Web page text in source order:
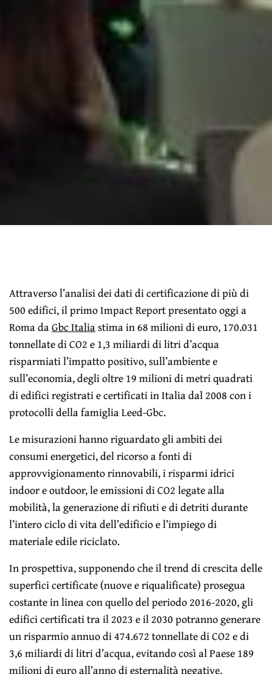
Attraverso l’analisi dei dati di certificazione di più di
500 edifici, il primo Impact Report presentato oggi a
Roma daGbc Italiastima in 68 milioni di euro, 170.031
tonnellate di CO2 e 1,3 miliardi di litri d’acqua
risparmiati l’impatto positivo, sull’ambiente e
sull’economia, degli oltre 19 milioni di metri quadrati
di edifici registrati e certificati in Italia dal 2008 con i
protocolli della famiglia Leed-Gbc.
Le misurazioni hanno riguardato gli ambiti dei
consumi energetici, del ricorso a fonti di
approvvigionamento rinnovabili, i risparmi idrici
indoor e outdoor, le emissioni di CO2 legate alla
mobilità, la generazione di rifiuti e di detriti durante
l’intero ciclo di vita dell’edificio e l’impiego di
materiale edile riciclato.
In prospettiva, supponendo che il trend di crescita delle
superfici certificate (nuove e riqualificate) prosegua
costante in linea con quello del periodo 2016-2020, gli
edifici certificati tra il 2023 e il 2030 potranno generare
un risparmio annuo di 474.672 tonnellate di CO2 e di
3,6 miliardi di litri d’acqua, evitando così al Paese 189
milioni di euro all’anno di esternalità negative.